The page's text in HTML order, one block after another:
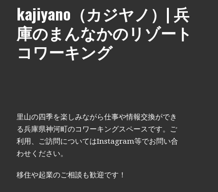
kajiyano（カジヤノ）| 兵
庫のまんなかのリゾート
コワーキング
里山の四季を楽しみながら仕事や情報交換ができ
る兵庫県神河町のコワーキングスペースです。ご
利用、ご訪問についてはInstagram等でお問い合
わせください。
移住や起業のご相談も歓迎です！